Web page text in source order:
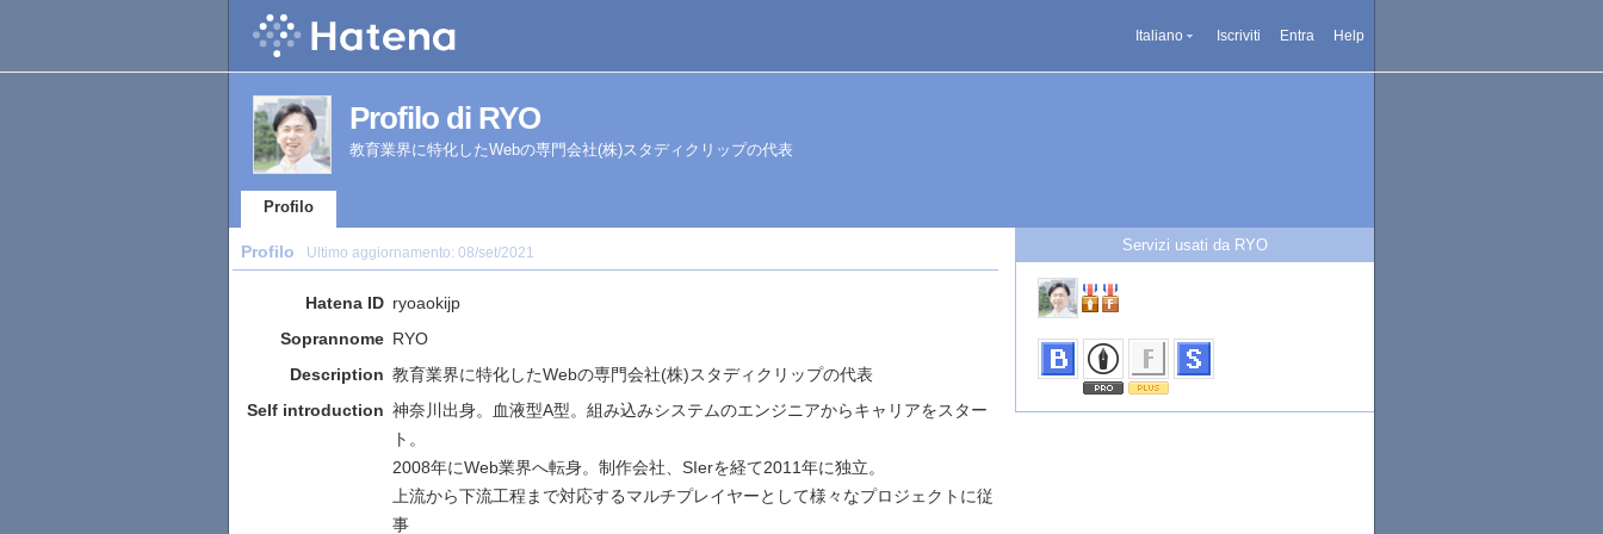
Italiano Iscriviti Entra Help
Profilo di RYO
教育業界に特化したWebの専門会社(株)スタディクリップの代表
Profilo
Profilo Ultimo aggiornamento: 08/set/2021
Hatena ID ryoaokijp
Soprannome RYO
Description 教育業界に特化したWebの専門会社(株)スタディクリップの代表
Self introduction 神奈川出身。血液型A型。組み込みシステムのエンジニアからキャリアをスター
ト。
2008年にWeb業界へ転身。制作会社、SIerを経て2011年に独立。
上流から下流工程まで対応するマルチプレイヤーとして様々なプロジェクトに従
事
Servizi usati da RYO